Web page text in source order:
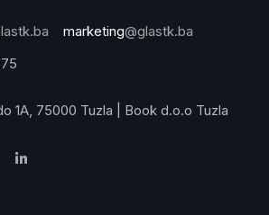
marketing@glastk.ba
1A, 75000 Tuzla | Book d.o.o Tuzla